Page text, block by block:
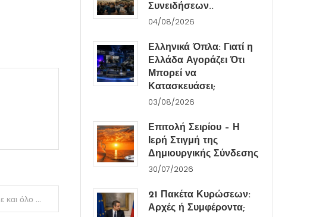
Οικονομικό αφήγημα..Όλο τον μάγκα κάνουμε και όλο ξύλο τρώμε!!!
Συνειδήσεων..
04/08/2026
Ελληνικά Όπλα: Γιατί η
Ελλάδα Αγοράζει Ότι
Μπορεί να
Κατασκευάσει;
03/08/2026
Επιτολή Σειρίου – Η
Ιερή Στιγμή της
Δημιουργικής Σύνδεσης
30/07/2026
21 Πακέτα Κυρώσεων:
Αρχές ή Συμφέροντα;